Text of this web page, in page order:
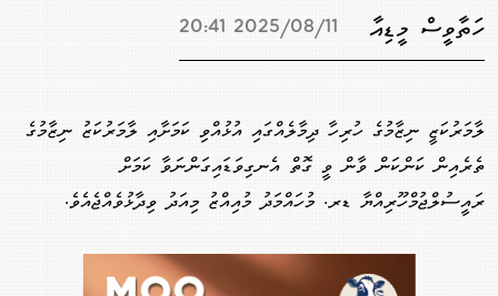
ހަތާވީސް މީޑިއާ 2025/08/11 20:41
ލާމަރުކަޒީ ނިޒާމުގެ ހުރިހާ ދިމާލެއްގައި އުޅުއްވި ކަމަށާއި ލާމަރުކަޒު ނިޒާމުގެ
ތެރެއިން ކަންކަން ވާން ވީ ގޮތް އެނގިވަޑައިގަންނަވާ ކަމަށް
ރައީސުލްޖުމްހޫރިއްޔާ ޑރ. މުހައްމަދު މުއިއްޒު މިއަދު ވިދާޅުވެއްޖެއެވެ.